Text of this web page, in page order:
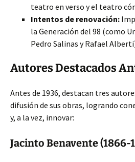
teatro en verso y el teatro
Intentos de renovación:
la Generación del 98 (como
Pedro Salinas y Rafael
Autores Destacados
Antes de 1936, destacan tres
difusión de sus obras, logrando
y, a la vez, innovar:
Jacinto Benavente (1866-